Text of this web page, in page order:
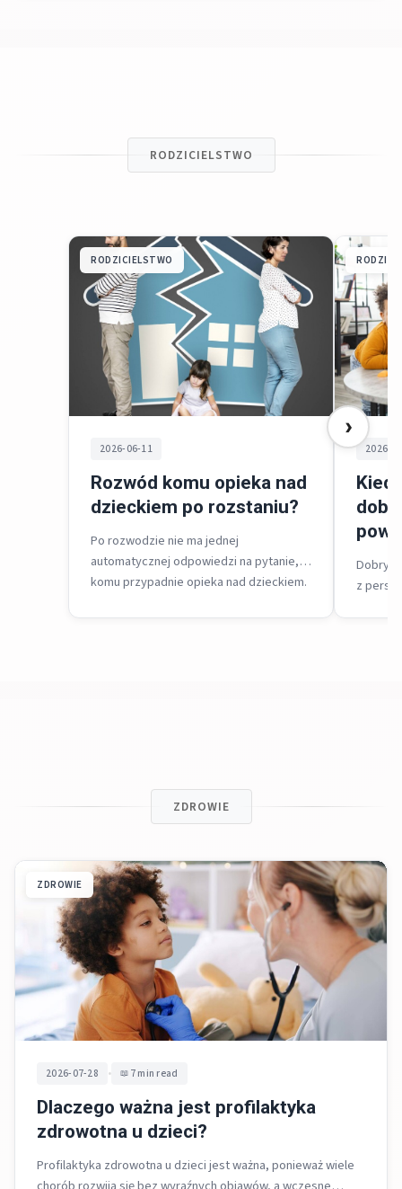
RODZICIELSTWO
RODZICIELSTWO
2026-06-11
Rozwód komu opieka nad
dzieckiem po rozstaniu?
Po rozwodzie nie ma jednej
automatycznej odpowiedzi na pytanie,
komu przypadnie opieka nad dzieckiem.
sferach...
2026-
Dobry
z
›
ZDROWIE
ZDROWIE
2026-07-28 • 7 min read
Dlaczego ważna jest profilaktyka
zdrowotna u dzieci?
Profilaktyka zdrowotna u dzieci jest ważna, ponieważ wiele